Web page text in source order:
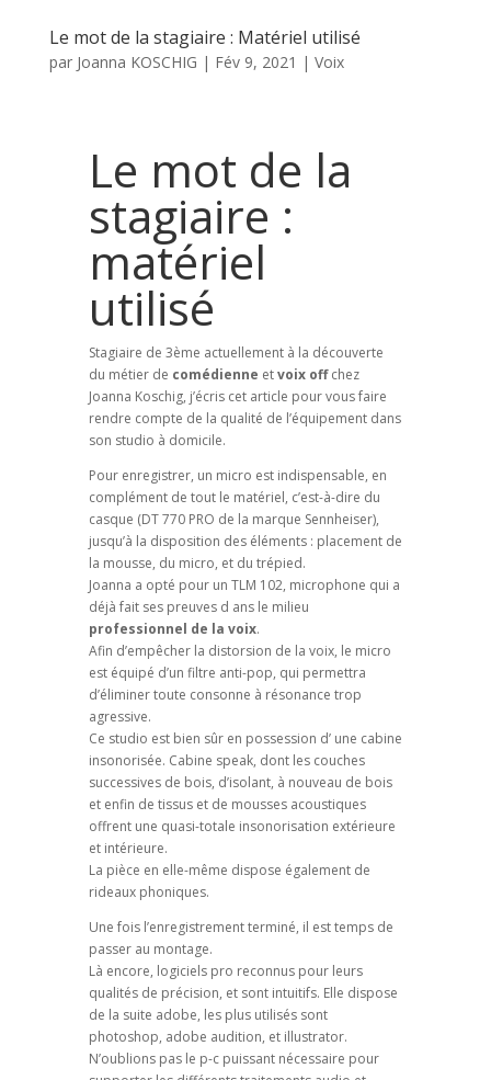
Le mot de la stagiaire : Matériel utilisé
par Joanna KOSCHIG | Fév 9, 2021 | Voix
Le mot de la
stagiaire :
matériel
utilisé
Stagiaire de 3ème actuellement à la découverte
du métier de comédienne etvoix offchez
Joanna Koschig, j’écris cet article pour vous faire
rendre compte de la qualité de l’équipement dans
son studio à domicile.
Pour enregistrer, un micro est indispensable, en
complément de tout le matériel, c’est-à-dire du
casque (DT 770 PRO de la marque Sennheiser),
jusqu’à la disposition des éléments : placement de
la mousse, du micro, et du trépied.
Joanna a opté pour un TLM 102, microphone qui a
déjà fait ses preuves d ans le milieu
professionnel de la voix.
Afin d’empêcher la distorsion de la voix, le micro
est équipé d’un filtre anti-pop, qui permettra
d’éliminer toute consonne à résonance trop
agressive.
Ce studio est bien sûr en possession d’ une cabine
insonorisée. Cabine speak, dont les couches
successives de bois, d’isolant, à nouveau de bois
et enfin de tissus et de mousses acoustiques
offrent une quasi-totale insonorisation extérieure
et intérieure.
La pièce en elle-même dispose également de
rideaux phoniques.
Une fois l’enregistrement terminé, il est temps de
passer au montage.
Là encore, logiciels pro reconnus pour leurs
qualités de précision, et sont intuitifs. Elle dispose
de la suite adobe, les plus utilisés sont
photoshop, adobe audition, et illustrator.
N’oublions pas le p-c puissant nécessaire pour